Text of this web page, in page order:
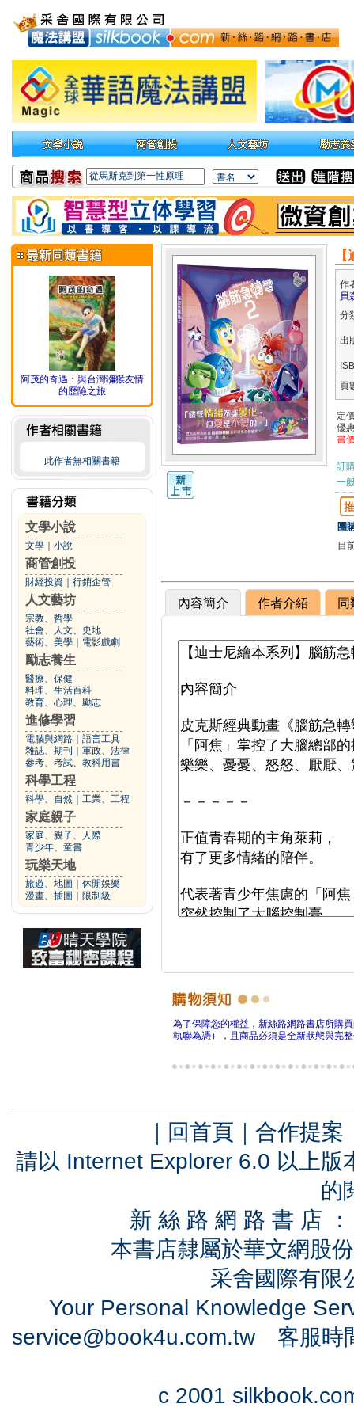
阿茂的奇遇：與台灣獼猴友情
的歷險之旅
此作者無相關書籍
文學小說
文學 小說
商管創投
財經投資 行銷企管
人文藝坊
宗教、哲學
社會、人文、史地
藝術、美學
電影戲劇
勵志養生
醫療、保健
料理、生活百科
教育、心理、勵志
進修學習
電腦與網路
語言工具
雜誌、期刊
軍政、法律
參考、考試、教科用書
科學工程
科學、自然 工業、工程
家庭親子
家庭、親子、人際
青少年、童書
玩樂天地
旅遊、地圖
休閒娛樂
漫畫、插圖
限制級
作
貝
分
出
頁
定
優
書
訂
一
團
目
內容簡介 作者介紹 同
為了保障您的權益，新絲路網路書店所購
執聯為憑），且商品必須是全新狀態與完
｜ 回首頁 ｜ 合作提案
請以 Internet Explorer 6.0 以上
的
新 絲 路 網 路 書 店
本書店隸屬於華文網股
采舍國際有
Your Personal Knowledge
service@book4u.com.tw客服時
c 2001